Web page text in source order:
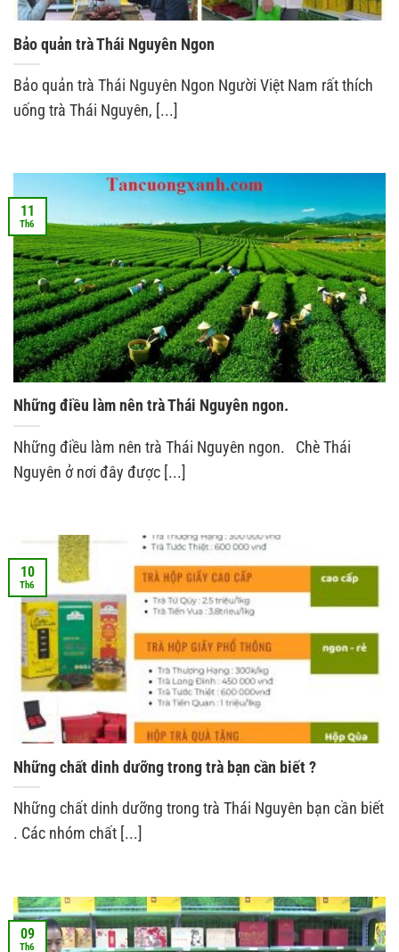
Bảo quản trà Thái Nguyên Ngon
Bảo quản trà Thái Nguyên Ngon Người Việt Nam rất thích
uống trà Thái Nguyên, [...]
Những điều làm nên trà Thái Nguyên ngon.
Những điều làm nên trà Thái Nguyên ngon. Chè Thái
Nguyên ở nơi đây được [...]
11
Th6
Những chất dinh dưỡng trong trà bạn cần biết ?
Những chất dinh dưỡng trong trà Thái Nguyên bạn cần biết
. Các nhóm chất [...]
10
Th6
09
Th6